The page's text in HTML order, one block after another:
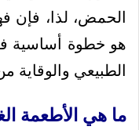
الحمض، لذا، فإن
هو خطوة أساسية
الطبيعي والوقاية
ما هي الأطعمة